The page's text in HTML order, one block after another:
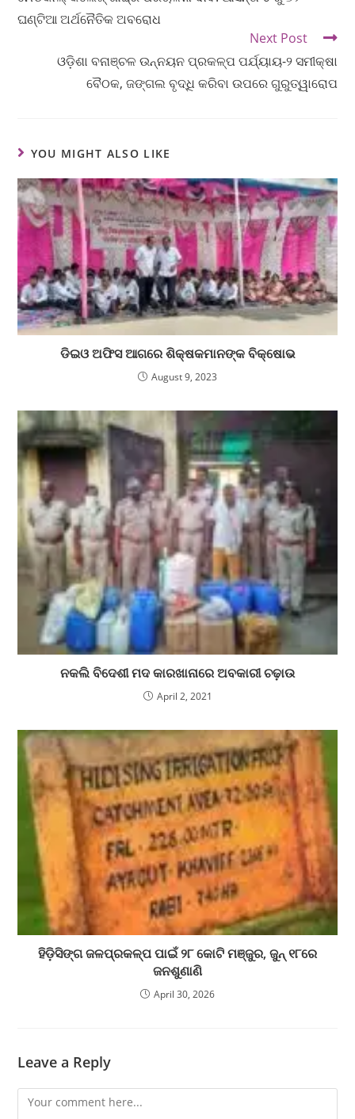
ଘଣ୍ଟିଆ ଅର୍ଥନୈତିକ ଅବରୋଧ
Next Post
ଓଡ଼ିଶା ବନାଞ୍ଚଳ ଉନ୍ନୟନ ପ୍ରକଳ୍ପ ପର୍ଯ୍ୟାୟ-୨ ସମୀକ୍ଷା
ବୈଠକ, ଜଙ୍ଗଲ ବୃଦ୍ଧି କରିବା ଉପରେ ଗୁରୁତ୍ୱାରୋପ
YOU MIGHT ALSO LIKE
ଡିଇଓ ଅଫିସ ଆଗରେ ଶିକ୍ଷକମାନଙ୍କ ବିକ୍ଷୋଭ
August 9, 2023
ନକଲି ବିଦେଶୀ ମଦ କାରଖାନାରେ ଅବକାରୀ ଚଢ଼ାଉ
April 2, 2021
ହିଡ଼ିସିଙ୍ଗ ଜଳପ୍ରକଳ୍ପ ପାଇଁ ୨୮ କୋଟି ମଞ୍ଜୁର, ଜୁନ୍ ୧୮ରେ
ଜନଶୁଣାଣି
April 30, 2026
Leave a Reply